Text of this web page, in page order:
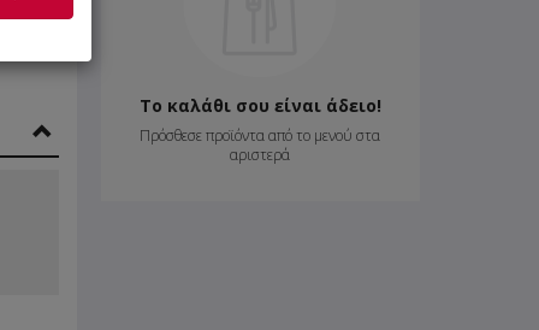
Το καλάθι σου είναι άδειο!
Πρόσθεσε προϊόντα από το μενού στα
αριστερά